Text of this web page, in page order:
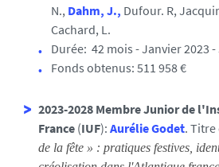
N., Dahm, J., Dufour. R,
Cachard, L.
Durée: 42 mois - Janvier 2023
Fonds obtenus: 511 958 €
2023-2028 Membre Junior de
France (IUF): Aurélie Godet.
de la fête » : pratiques festives,